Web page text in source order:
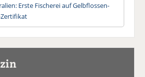
Erste Fischerei auf Gelbflossen-